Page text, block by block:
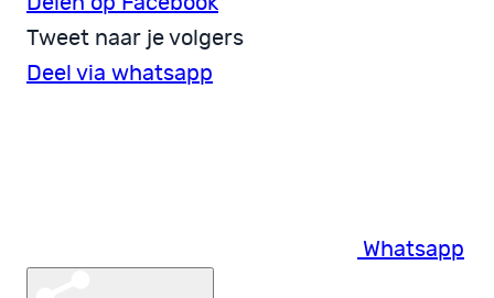
Tweet naar je volgers
Deel via whatsapp
Whatsapp